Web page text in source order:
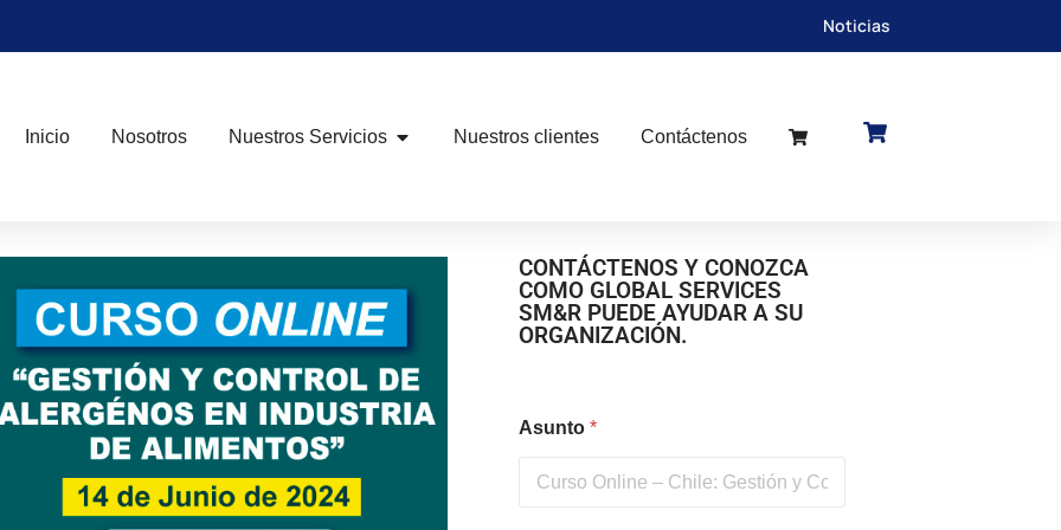
Noticias
Inicio Nosotros Nuestros Servicios Nuestros clientes Contáctenos
CONTÁCTENOS Y CONOZCA
COMO GLOBAL SERVICES
SM&R PUEDE AYUDAR A SU
ORGANIZACIÓN.
Asunto *